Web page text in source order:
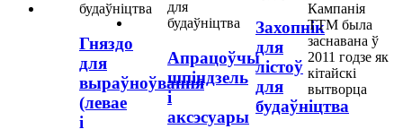
Гняздо
для
выраўноўвання
(левае
і
Апрацоўчы
шпіндзель
і
аксэсуары
Захопнік
для
лістоў
для
будаўніцтва
Кампанія
TTM была
заснавана ў
2011 годзе як
кітайскі
вытворца